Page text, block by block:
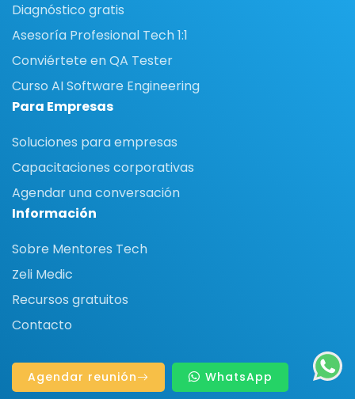
Diagnóstico gratis
Asesoría Profesional Tech 1:1
Conviértete en QA Tester
Curso AI Software Engineering
Para Empresas
Soluciones para empresas
Capacitaciones corporativas
Agendar una conversación
Información
Sobre Mentores Tech
Zeli Medic
Recursos gratuitos
Contacto
Agendar reunión WhatsApp